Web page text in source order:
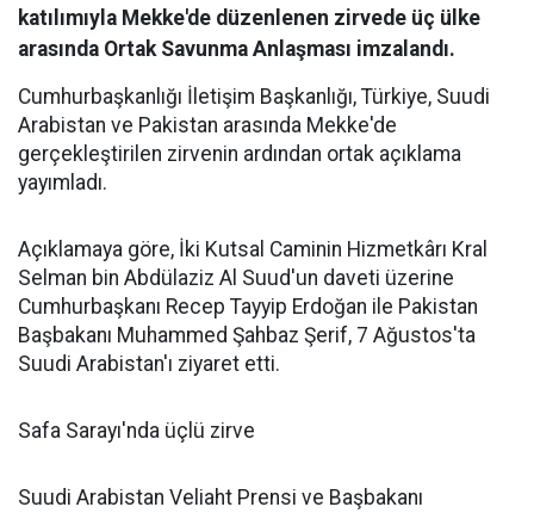
katılımıyla Mekke'de düzenlenen zirvede üç ülke
arasında Ortak Savunma Anlaşması imzalandı.
Cumhurbaşkanlığı İletişim Başkanlığı, Türkiye, Suudi
Arabistan ve Pakistan arasında Mekke'de
gerçekleştirilen zirvenin ardından ortak açıklama
yayımladı.
Açıklamaya göre, İki Kutsal Caminin Hizmetkârı Kral
Selman bin Abdülaziz Al Suud'un daveti üzerine
Cumhurbaşkanı Recep Tayyip Erdoğan ile Pakistan
Başbakanı Muhammed Şahbaz Şerif, 7 Ağustos'ta
Suudi Arabistan'ı ziyaret etti.
Safa Sarayı'nda üçlü zirve
Suudi Arabistan Veliaht Prensi ve Başbakanı